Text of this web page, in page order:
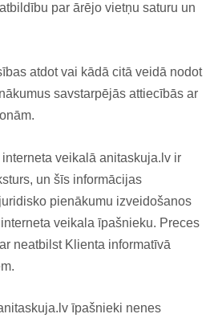
par ārējo vietņu saturu un
atdot vai kādā citā veidā nodot
savstarpējās attiecībās ar
veikalā anitaskuja.lv ir
un šīs informācijas
pienākumu izveidošanos
veikala īpašnieku. Preces
neatbilst Klienta informatīvā
īpašnieki nenes